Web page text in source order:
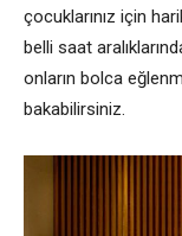
çocuklarınız için
belli saat
onların bolca
bakabilirsiniz.